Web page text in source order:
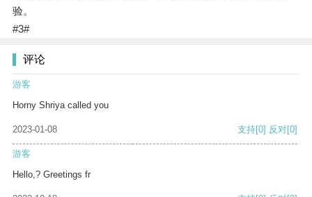
验。
#3#
评论
游客
Horny Shriya called you
2023-01-08 支持[0] 反对[0]
游客
Hello,? Greetings fr